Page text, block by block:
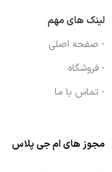
لینک های مهم
- صفحه اصلی
- فروشگاه
- تماس با ما
مجوز های ام جی پلاس